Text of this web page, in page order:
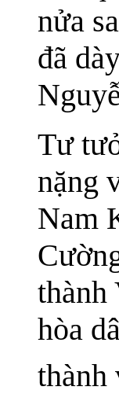
nửa
đã
Tư
nặng
Nam
thành
hòa
thành